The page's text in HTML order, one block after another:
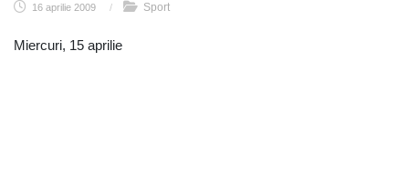
16 aprilie 2009 / Sport
Miercuri, 15 aprilie